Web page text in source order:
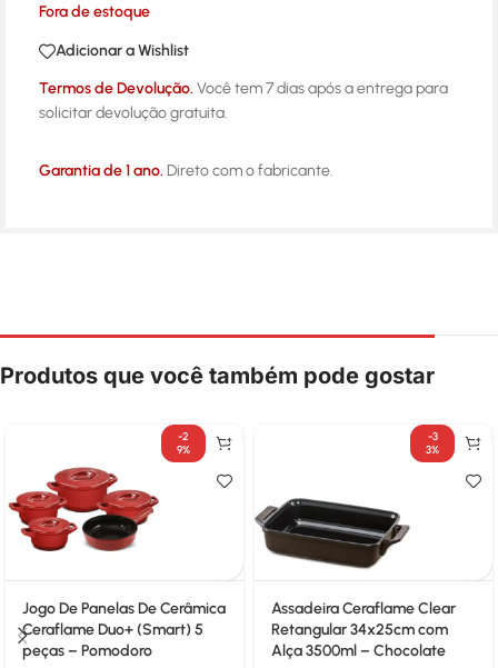
Fora de estoque
Adicionar a Wishlist
Termos de Devolução. Você tem 7 dias após a entrega para
solicitar devolução gratuita.
Garantia de 1 ano. Direto com o fabricante.
Produtos que você também pode gostar
-2
9%
Jogo De Panelas De Cerâmica
Ceraflame Duo+ (Smart) 5
peças – Pomodoro
-3
3%
Assadeira Ceraflame Clear
Retangular 34x25cm com
Alça 3500ml – Chocolate